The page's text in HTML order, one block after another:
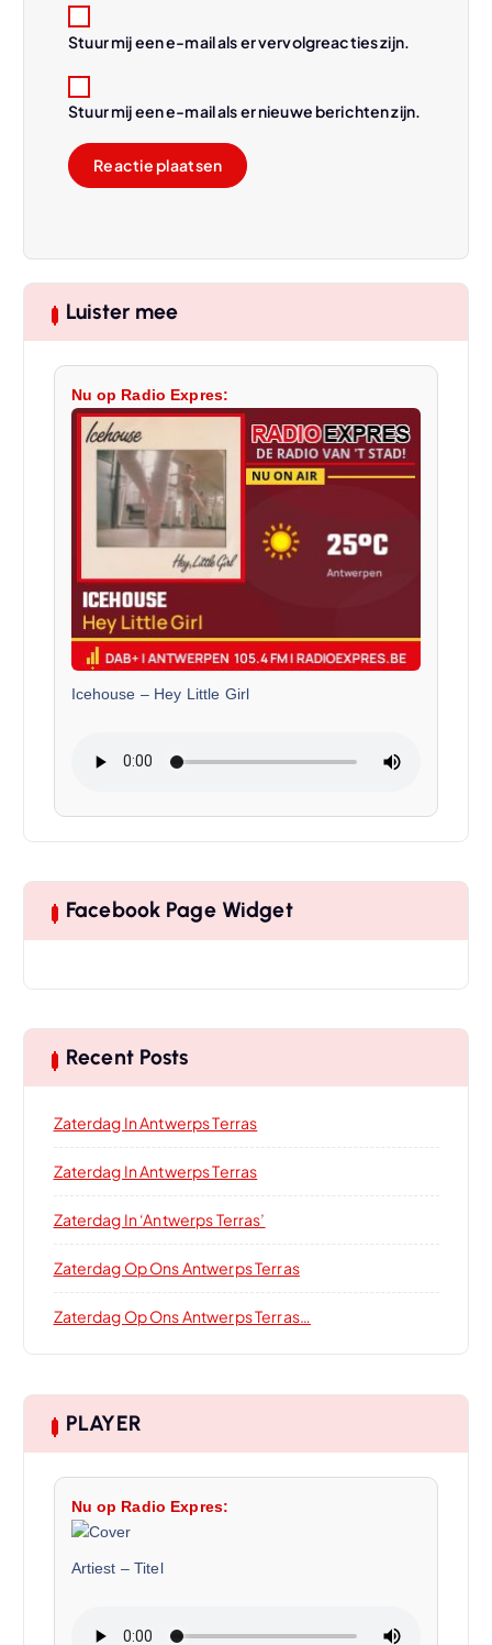
Stuur mij een e-mail als er vervolgreacties zijn.
Stuur mij een e-mail als er nieuwe berichten zijn.
Luister mee
Nu op Radio Expres:
Icehouse – Hey Little Girl
Facebook Page Widget
Recent Posts
Zaterdag In Antwerps Terras
Zaterdag In Antwerps Terras
Zaterdag In ‘Antwerps Terras’
Zaterdag Op Ons Antwerps Terras
Zaterdag Op Ons Antwerps Terras…
PLAYER
Nu op Radio Expres:
Artiest – Titel